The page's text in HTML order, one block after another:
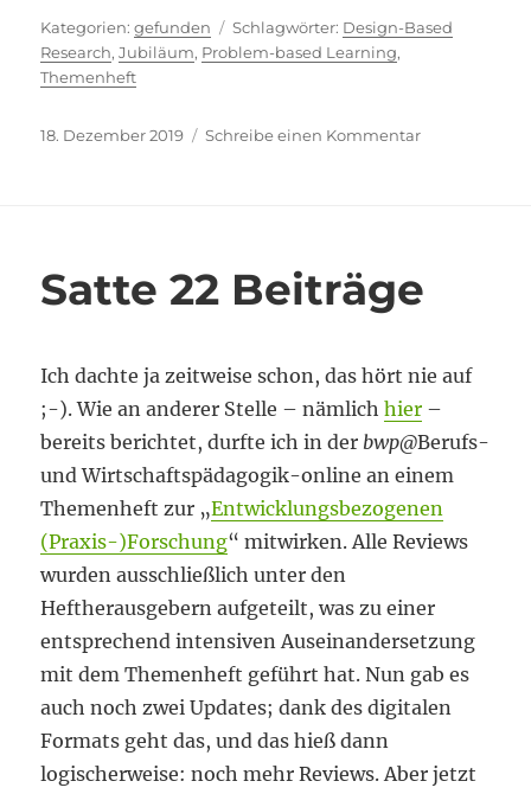
Kategorien
gefunden Schlagwörter
Design-Based
Research,Jubiläum, Problem-based Learning,
Themenheft
Veröffentlicht
18. Dezember 2019 Schreibe einen Kommentarzu
Satte 22 Beiträge
Ich dachte ja zeitweise schon, das hört nie auf
;-). Wie an anderer Stelle – nämlichhier –
bereits berichtet, durfte ich in der bwp@Berufs-
und Wirtschaftspädagogik-online an einem
Themenheft zur „Entwicklungsbezogenen
(Praxis-)Forschung“ mitwirken. Alle Reviews
wurden ausschließlich unter den
Heftherausgebern aufgeteilt, was zu einer
entsprechend intensiven Auseinandersetzung
mit dem Themenheft geführt hat. Nun gab es
auch noch zwei Updates; dank des digitalen
Formats geht das, und das hieß dann
logischerweise: noch mehr Reviews. Aber jetzt